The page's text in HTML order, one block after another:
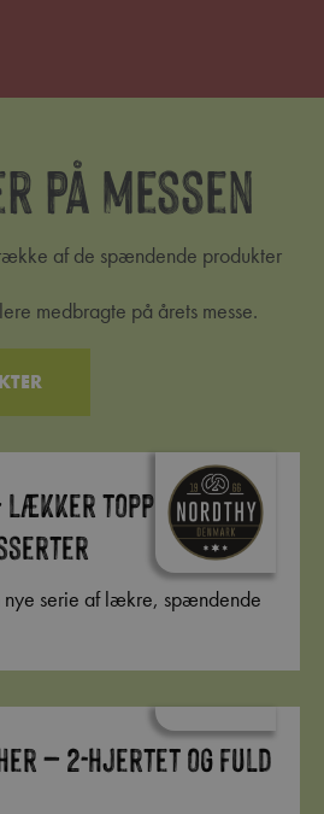
på messen
af de spændende produkter
medbragte på årets messe.
Lækker topping til
– 2-hjertet og fuld